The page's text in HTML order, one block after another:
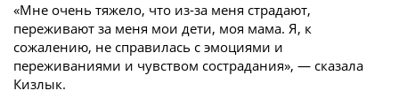
«Мне очень тяжело, что из-за меня страдают,
переживают за меня мои дети, моя мама. Я, к
сожалению, не справилась с эмоциями и
переживаниями и чувством сострадания», — сказала
Кизлык.